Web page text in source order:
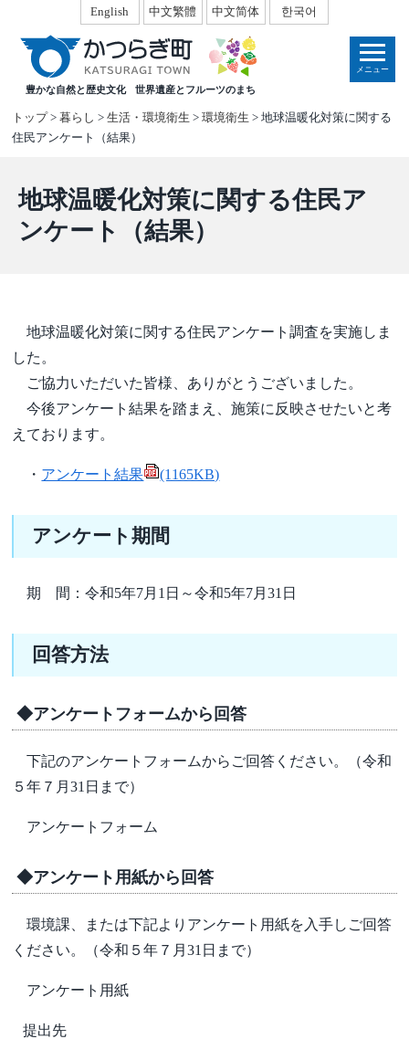
豊かな自然と歴史文化 世界遺産とフルーツのまち
English 中文繁體 中文简体 한국어
メニュー
トップ>暮らし >生活・環境衛生 >環境衛生 > 地球温暖化対策に関する
住民アンケート（結果）
地球温暖化対策に関する住民ア
ンケート（結果）
地球温暖化対策に関する住民アンケート調査を実施しま
した。
ご協力いただいた皆様、ありがとうございました。
今後アンケート結果を踏まえ、施策に反映させたいと考
えております。
・ アンケート結果 (1165KB)
アンケート期間
期 間：令和5年7月1日～令和5年7月31日
回答方法
◆アンケートフォームから回答
下記のアンケートフォームからご回答ください。（令和
５年７月31日まで）
アンケートフォーム
◆アンケート用紙から回答
環境課、または下記よりアンケート用紙を入手しご回答
ください。（令和５年７月31日まで）
アンケート用紙
提出先